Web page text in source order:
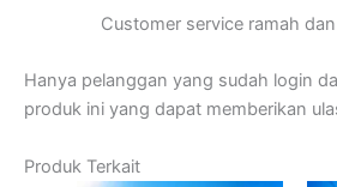
Customer service ramah
Hanya pelanggan yang sudah login
produk ini yang dapat memberikan
Produk Terkait